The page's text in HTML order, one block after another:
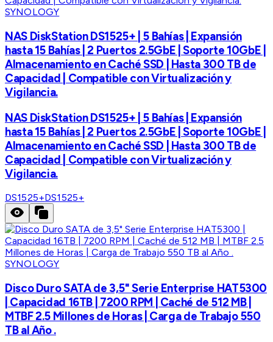
SYNOLOGY
NAS DiskStation DS1525+ | 5 Bahías | Expansión
hasta 15 Bahías | 2 Puertos 2.5GbE | Soporte 10GbE |
Almacenamiento en Caché SSD | Hasta 300 TB de
Capacidad | Compatible con Virtualización y
Vigilancia.
NAS DiskStation DS1525+ | 5 Bahías | Expansión
hasta 15 Bahías | 2 Puertos 2.5GbE | Soporte 10GbE |
Almacenamiento en Caché SSD | Hasta 300 TB de
Capacidad | Compatible con Virtualización y
Vigilancia.
DS1525+DS1525+
SYNOLOGY
Disco Duro SATA de 3,5" Serie Enterprise HAT5300
| Capacidad 16TB | 7200 RPM | Caché de 512 MB |
MTBF 2.5 Millones de Horas | Carga de Trabajo 550
TB al Año .